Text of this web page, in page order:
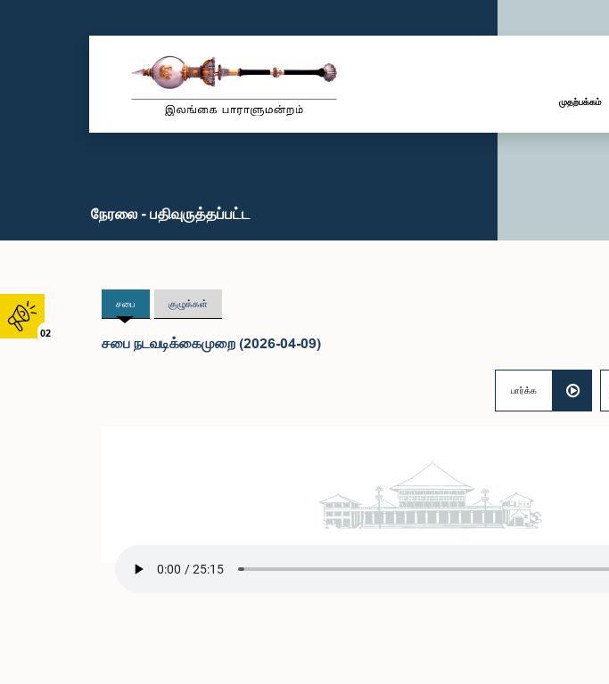
02
முதற்பக்கம்
நேரலை - பதிவுருத்தப்பட்ட
சபை குழுக்கள்
சபை நடவடிக்கைமுறை (2026-04-09)
பார்க்க